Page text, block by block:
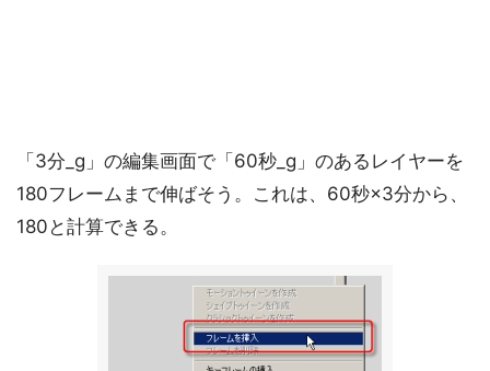
「3分_g」の編集画面で「60秒_g」のあるレイヤーを
180フレームまで伸ばそう。これは、60秒×3分から、
180と計算できる。